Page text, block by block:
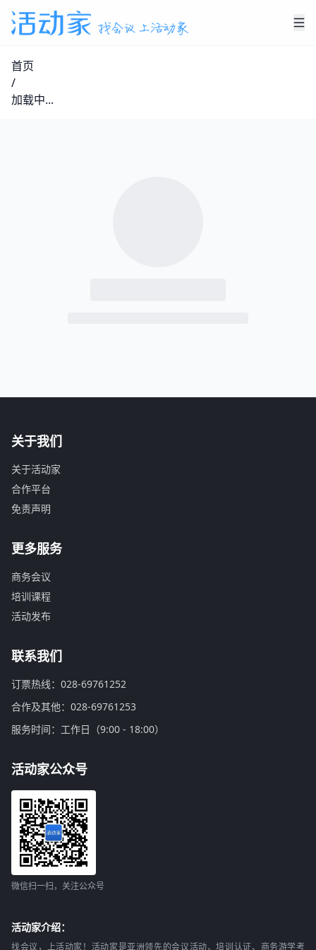
首页
/
加载中...
关于我们
关于活动家
合作平台
免责声明
更多服务
商务会议
培训课程
活动发布
联系我们
订票热线：028-69761252
合作及其他：028-69761253
服务时间：工作日（9:00 - 18:00）
活动家公众号
微信扫一扫，关注公众号
活动家介绍：
找会议，上活动家！活动家是亚洲领先的会议活动、培训认证、商务游学考